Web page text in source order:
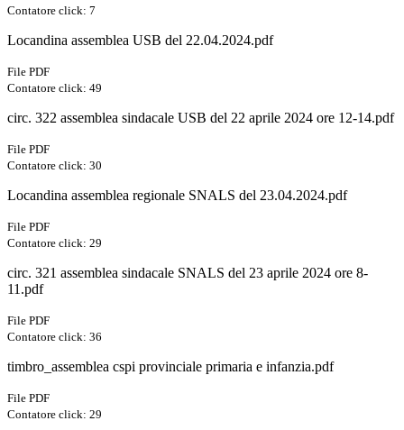
Contatore click: 7
Locandina assemblea USB del 22.04.2024.pdf
File PDF
Contatore click: 49
circ. 322 assemblea sindacale USB del 22 aprile 2024 ore 12-14.pdf
File PDF
Contatore click: 30
Locandina assemblea regionale SNALS del 23.04.2024.pdf
File PDF
Contatore click: 29
circ. 321 assemblea sindacale SNALS del 23 aprile 2024 ore 8-
11.pdf
File PDF
Contatore click: 36
timbro_assemblea cspi provinciale primaria e infanzia.pdf
File PDF
Contatore click: 29